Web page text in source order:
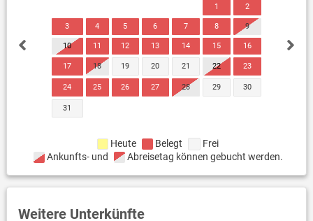
1 2
3 4 5 6 7 8 9
10 11 12 13 14 15 16
17 18 19 20 21 22 23
24 25 26 27 28 29 30
31
Heute Belegt
Frei
Ankunfts- und
Abreisetag können gebucht werden.
Weitere Unterkünfte